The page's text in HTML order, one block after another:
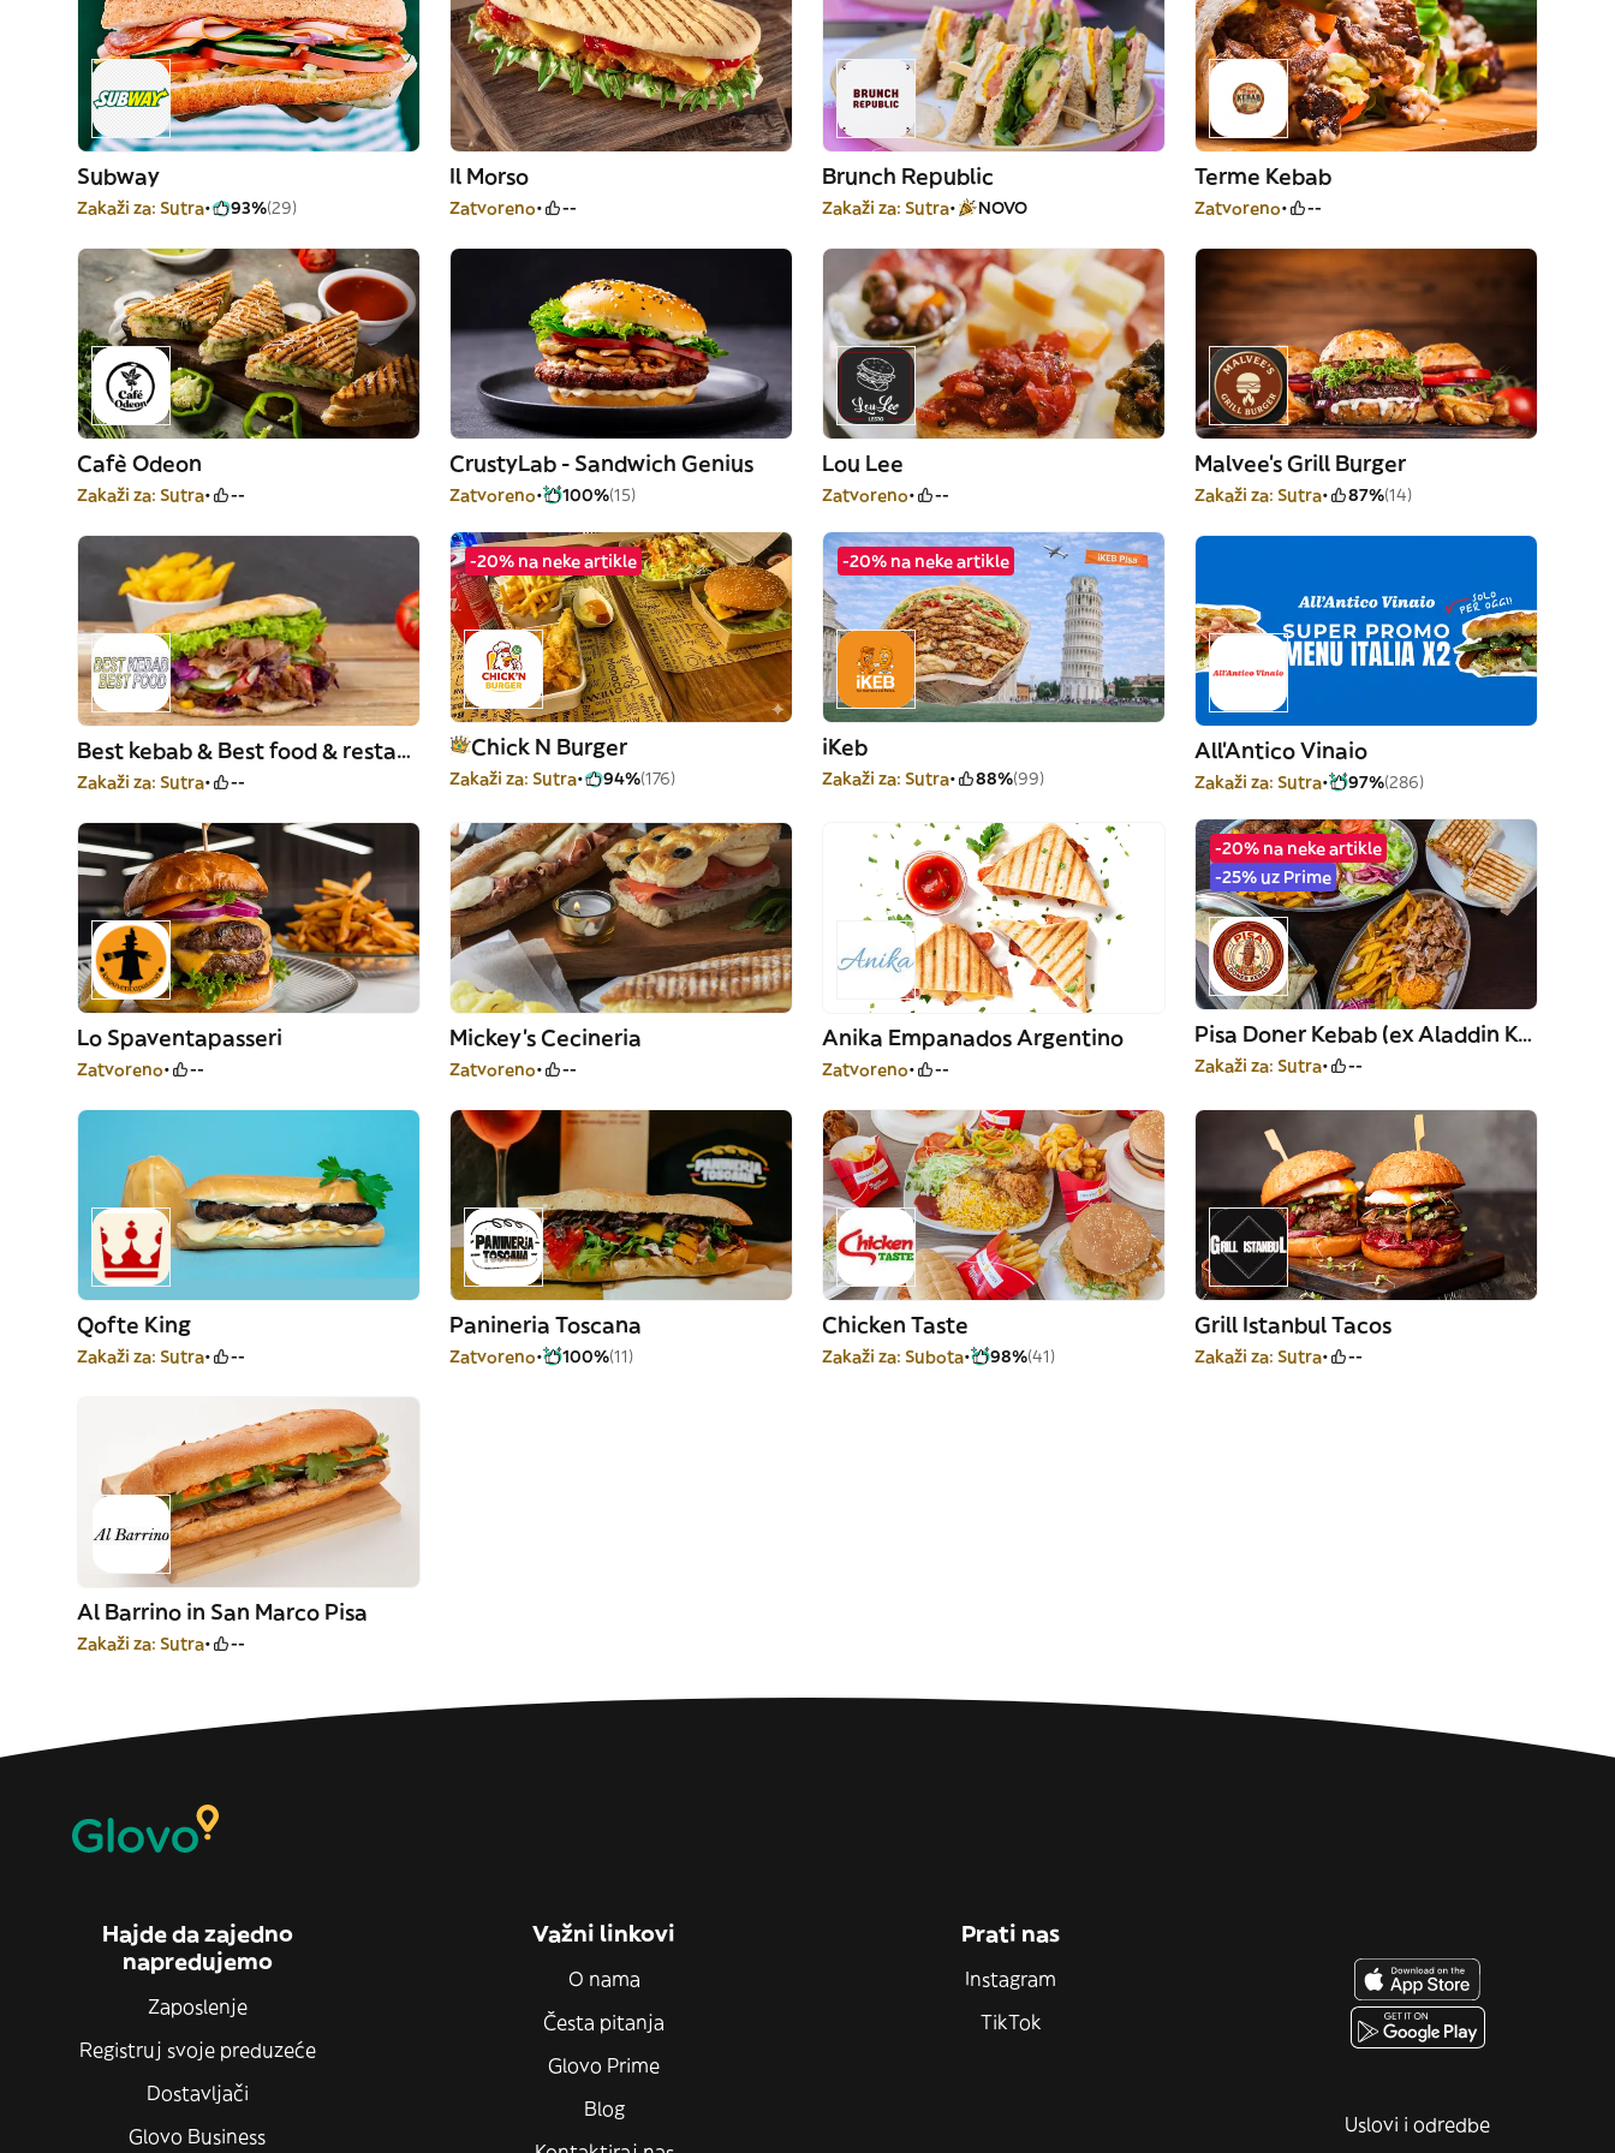
Subway
Zakaži za: Sutra 93%(29)
Il Morso
Zatvoreno --
Brunch Republic
Zakaži za: Sutra NOVO
Terme Kebab
Zatvoreno --
Cafè Odeon
Zakaži za: Sutra --
CrustyLab - Sandwich Genius
Zatvoreno 100%(15)
Lou Lee
Zatvoreno --
Malvee’s Grill Burger
Zakaži za: Sutra 87%(14)
Best kebab & Best food & restaurant
Zakaži za: Sutra --
-20% na neke artikle
Chick N Burger
Zakaži za: Sutra 94%(176)
-20% na neke artikle
iKeb
Zakaži za: Sutra 88%(99)
All'Antico Vinaio
Zakaži za: Sutra 97%(286)
Lo Spaventapasseri
Zatvoreno --
Mickey's Cecineria
Zatvoreno --
Anika Empanados Argentino
Zatvoreno --
-20% na neke artikle
-25% uz Prime
Pisa Doner Kebab (ex Aladdin Kebab)
Zakaži za: Sutra --
Qofte King
Zakaži za: Sutra --
Panineria Toscana
Zatvoreno 100%(11)
Chicken Taste
Zakaži za: Subota 98%(41)
Grill Istanbul Tacos
Zakaži za: Sutra --
Al Barrino in San Marco Pisa
Zakaži za: Sutra --
Hajde da zajedno
napredujemo
Zaposlenje
Registruj svoje preduzeće
Dostavljači
Glovo Business
Važni linkovi
O nama
Česta pitanja
Glovo Prime
Blog
Prati nas
Instagram
TikTok
Uslovi i odredbe